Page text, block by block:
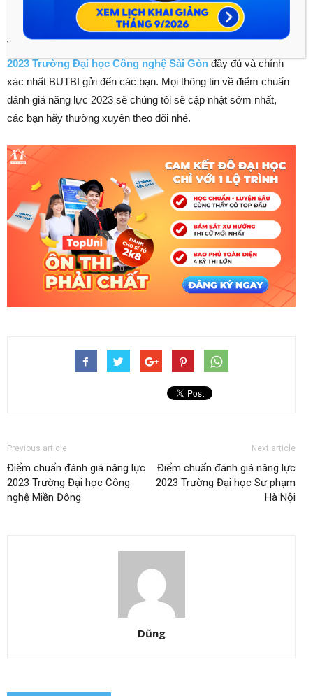
Trên đây là bài viết cập nhật
2023 Trường Đại học Công nghệ Sài Gòn đầy đủ và chính
xác nhất BUTBI gửi đến các bạn. Mọi thông tin về điểm chuẩn
đánh giá năng lực 2023 sẽ chúng tôi sẽ cập nhật sớm nhất,
các bạn hãy thường xuyên theo dõi nhé.
Previous article
Điểm chuẩn đánh giá năng lực
2023 Trường Đại học Công
nghệ Miền Đông
Next article
Điểm chuẩn đánh giá năng lực
2023 Trường Đại học Sư phạm
Hà Nội
Dũng